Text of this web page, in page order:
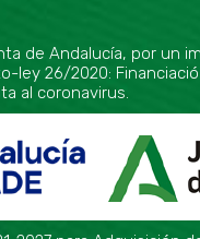
de Andalucía, por un
ley 26/2020:
al coronavirus.